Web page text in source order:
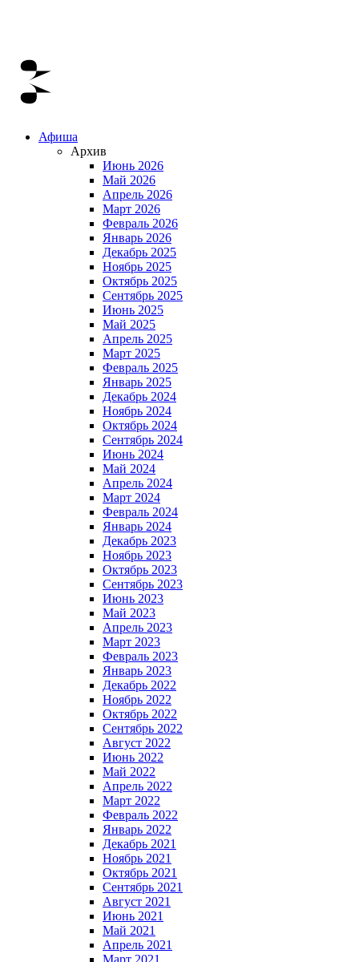
Афиша
Архив
Июнь 2026
Май 2026
Апрель 2026
Март 2026
Февраль 2026
Январь 2026
Декабрь 2025
Ноябрь 2025
Октябрь 2025
Сентябрь 2025
Июнь 2025
Май 2025
Апрель 2025
Март 2025
Февраль 2025
Январь 2025
Декабрь 2024
Ноябрь 2024
Октябрь 2024
Сентябрь 2024
Июнь 2024
Май 2024
Апрель 2024
Март 2024
Февраль 2024
Январь 2024
Декабрь 2023
Ноябрь 2023
Октябрь 2023
Сентябрь 2023
Июнь 2023
Май 2023
Апрель 2023
Март 2023
Февраль 2023
Январь 2023
Декабрь 2022
Ноябрь 2022
Октябрь 2022
Сентябрь 2022
Август 2022
Июнь 2022
Май 2022
Апрель 2022
Март 2022
Февраль 2022
Январь 2022
Декабрь 2021
Ноябрь 2021
Октябрь 2021
Сентябрь 2021
Август 2021
Июнь 2021
Май 2021
Апрель 2021
Март 2021